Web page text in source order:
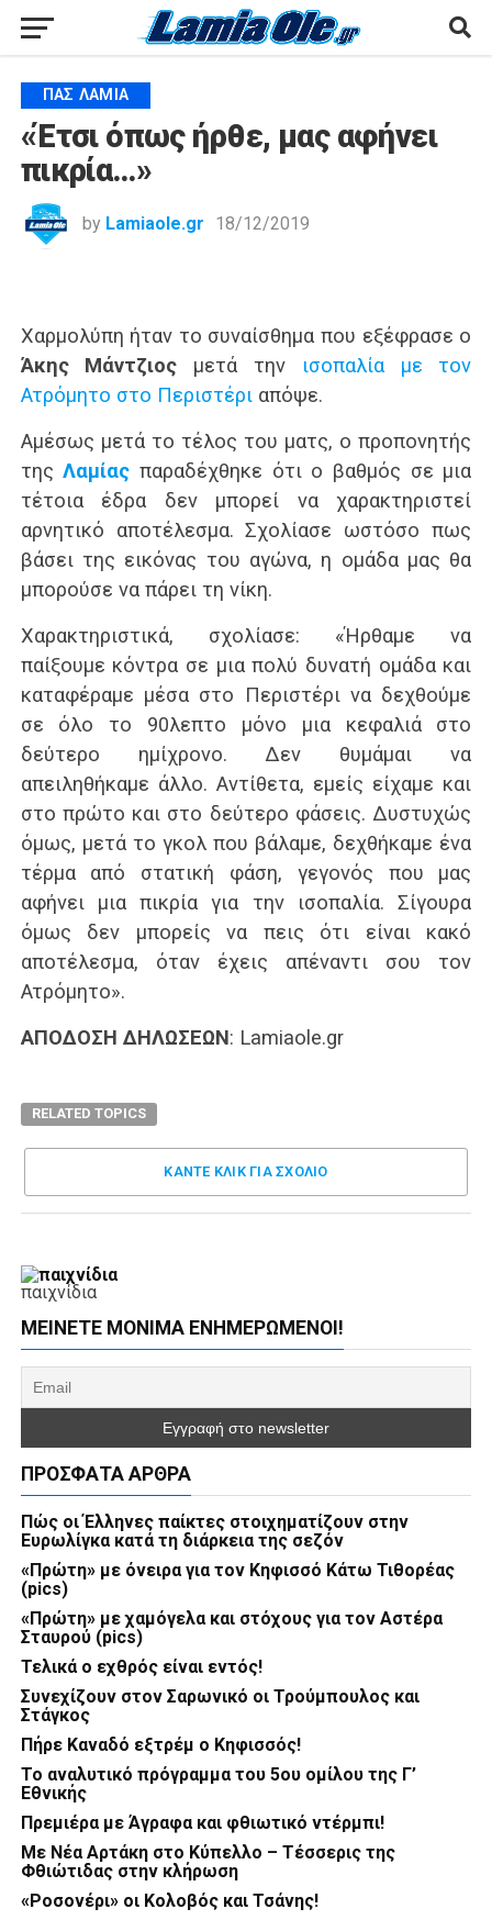
ΠΑΣ ΛΑΜΊΑ
«Έτσι όπως ήρθε, μας αφήνει
πικρία…»
by Lamiaole.gr 18/12/2019
Χαρμολύπη ήταν το συναίσθημα που εξέφρασε ο
Άκης Μάντζιος μετά την
ισοπαλία με τον
Ατρόμητο στο Περιστέριαπόψε.
Αμέσως μετά το τέλος του ματς, ο προπονητής
τηςΛαμίας παραδέχθηκε ότι ο βαθμός σε μια
τέτοια έδρα δεν μπορεί να χαρακτηριστεί
αρνητικό αποτέλεσμα. Σχολίασε ωστόσο πως
βάσει της εικόνας του αγώνα, η ομάδα μας θα
μπορούσε να πάρει τη νίκη.
Χαρακτηριστικά, σχολίασε: «Ήρθαμε να
παίξουμε κόντρα σε μια πολύ δυνατή ομάδα και
καταφέραμε μέσα στο Περιστέρι να δεχθούμε
σε όλο το 90λεπτο μόνο μια κεφαλιά στο
δεύτερο ημίχρονο. Δεν θυμάμαι να
απειληθήκαμε άλλο. Αντίθετα, εμείς είχαμε και
στο πρώτο και στο δεύτερο φάσεις. Δυστυχώς
όμως, μετά το γκολ που βάλαμε, δεχθήκαμε ένα
τέρμα από στατική φάση, γεγονός που μας
αφήνει μια πικρία για την ισοπαλία. Σίγουρα
όμως δεν μπορείς να πεις ότι είναι κακό
αποτέλεσμα, όταν έχεις απέναντι σου τον
Ατρόμητο».
ΑΠΟΔΟΣΗ ΔΗΛΩΣΕΩΝ: Lamiaole.gr
RELATED TOPICS
ΚΑΝΤΕ ΚΛΊΚ ΓΙΑ ΣΧΌΛΙΟ
παιχνίδια
ΜΕΊΝΕΤΕ ΜΌΝΙΜΑ ΕΝΗΜΕΡΏΜΕΝΟΙ!
ΠΡΌΣΦΑΤΑ ΆΡΘΡΑ
Πώς οι Έλληνες παίκτες στοιχηματίζουν στην
Ευρωλίγκα κατά τη διάρκεια της σεζόν
«Πρώτη» με όνειρα για τον Κηφισσό Κάτω Τιθορέας
(pics)
«Πρώτη» με χαμόγελα και στόχους για τον Αστέρα
Σταυρού (pics)
Τελικά ο εχθρός είναι εντός!
Συνεχίζουν στον Σαρωνικό οι Τρούμπουλος και
Στάγκος
Πήρε Καναδό εξτρέμ ο Κηφισσός!
Το αναλυτικό πρόγραμμα του 5ου ομίλου της Γ’
Εθνικής
Πρεμιέρα με Άγραφα και φθιωτικό ντέρμπι!
Με Νέα Αρτάκη στο Κύπελλο – Τέσσερις της
Φθιώτιδας στην κλήρωση
«Ροσονέρι» οι Κολοβός και Τσάνης!